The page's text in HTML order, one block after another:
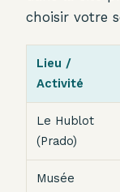
choisir votre
Lieu /
Activité
Le Hublot
(Prado)
Musée